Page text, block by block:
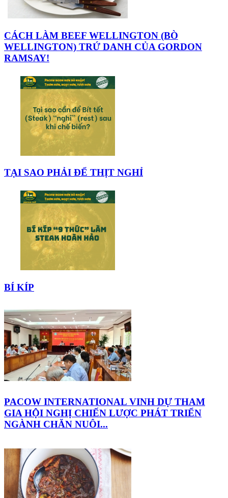
CÁCH LÀM BEEF WELLINGTON (BÒ
WELLINGTON) TRỨ DANH CỦA GORDON
RAMSAY!
TẠI SAO PHẢI ĐỂ THỊT NGHỈ
BÍ KÍP
PACOW INTERNATIONAL VINH DỰ THAM
GIA HỘI NGHỊ CHIẾN LƯỢC PHÁT TRIỂN
NGÀNH CHĂN NUÔI...